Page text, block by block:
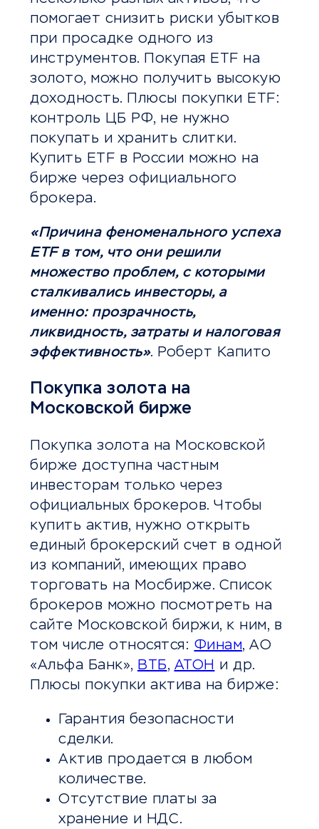
помогает снизить риски убытков
при просадке одного из
инструментов. Покупая ETF на
золото, можно получить высокую
доходность. Плюсы покупки ETF:
контроль ЦБ РФ, не нужно
покупать и хранить слитки.
Купить ETF в России можно на
бирже через официального
брокера.
«Причина феноменального успеха
ETF в том, что они решили
множество проблем, с которыми
сталкивались инвесторы, а
именно: прозрачность,
ликвидность, затраты и налоговая
эффективность». Роберт Капито
Покупка золота на
Московской бирже
Покупка золота на Московской
бирже доступна частным
инвесторам только через
официальных брокеров. Чтобы
купить актив, нужно открыть
единый брокерский счет в одной
из компаний, имеющих право
торговать на Мосбирже. Список
брокеров можно посмотреть на
сайте Московской биржи, к ним, в
том числе относятся: Финам, АО
«Альфа Банк», ВТБ, АТОН и др.
Плюсы покупки актива на бирже:
Гарантия безопасности
сделки.
Актив продается в любом
количестве.
Отсутствие платы за
хранение и НДС.